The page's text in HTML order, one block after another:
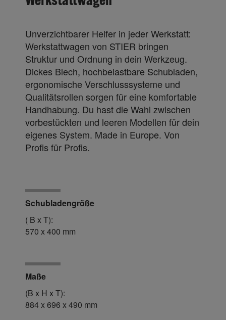
Unverzichtbarer Helfer in jeder Werkstatt:
Werkstattwagen von STIER bringen
Struktur und Ordnung in dein Werkzeug.
Dickes Blech, hochbelastbare Schubladen,
ergonomische Verschlusssysteme und
Qualitätsrollen sorgen für eine komfortable
Handhabung. Du hast die Wahl zwischen
vorbestückten und leeren Modellen für dein
eigenes System. Made in Europe. Von
Profis für Profis.
Schubladengröße
( B x T):
570 x 400 mm
Maße
(B x H x T):
884 x 696 x 490 mm